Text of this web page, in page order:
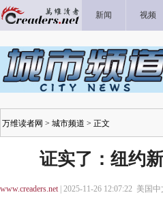
新闻 视频
万维读者网 > 城市频道 > 正文
证实了：纽约
www.creaders.net| 2025-11-26 12:07:22 美国中